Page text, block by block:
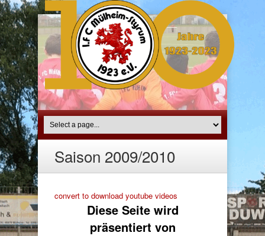
Saison 2009/2010
convert to download youtube videos
Diese Seite wird
präsentiert von